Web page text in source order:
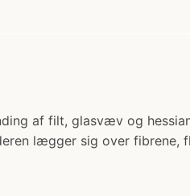
af filt, glasvæv og
lægger sig over fibrene,